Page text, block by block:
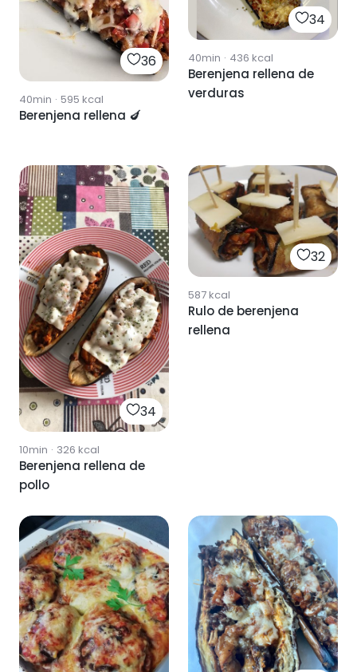
36
40min · 595 kcal
Berenjena rellena 🍆
34
40min · 436 kcal
Berenjena rellena de
verduras
34
10min · 326 kcal
Berenjena rellena de
pollo
32
587kcal
Rulo de berenjena
rellena